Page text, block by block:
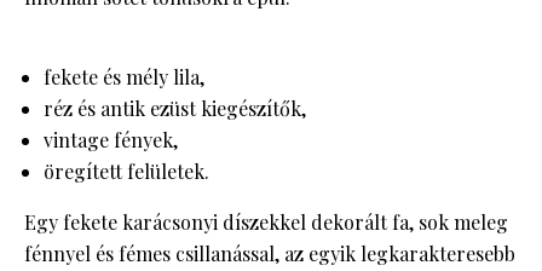
fekete és mély lila,
réz és antik ezüst kiegészítők,
vintage fények,
öregített felületek.
Egy fekete karácsonyi díszekkel dekorált fa, sok meleg
fénnyel és fémes csillanással, az egyik legkarakteresebb